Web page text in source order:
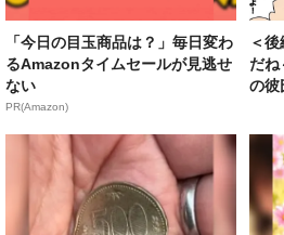
「今日の目玉商品は？」毎日変わ
るAmazonタイムセールが見逃せ
ない
PR(Amazon)
＜
だね
の彼